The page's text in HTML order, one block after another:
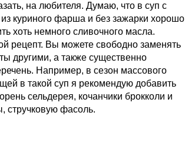
на любителя. Думаю, что в суп с
куриного фарша и без зажарки хорошо
хоть немного сливочного масла.
рецепт. Вы можете свободно заменять
другими, а также существенно
Например, в сезон массового
в такой суп я рекомендую добавить
сельдерея, кочанчики брокколи и
стручковую фасоль.